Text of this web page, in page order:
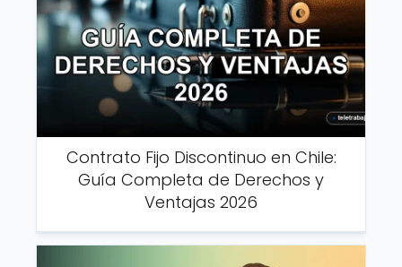
Contrato Fijo Discontinuo en Chile:
Guía Completa de Derechos y
Ventajas 2026